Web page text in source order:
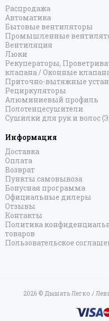
Распродажа
Автоматика
Бытовые вентиляторы
Промышленные
Вентиляция
Люки
Рекуператоры,
клапана / Оконные
Приточно-вытяжные
Рециркуляторы
Алюминиевый профиль
Полотенцесушители
Сушилки для рук и волос
Информация
Доставка
Оплата
Возврат
Пункты самовывоза
Бонусная программа
Официальные дилеры
Отзывы
Контакты
Политика
товаров
Пользовательское
2026 © Дышать Легко /